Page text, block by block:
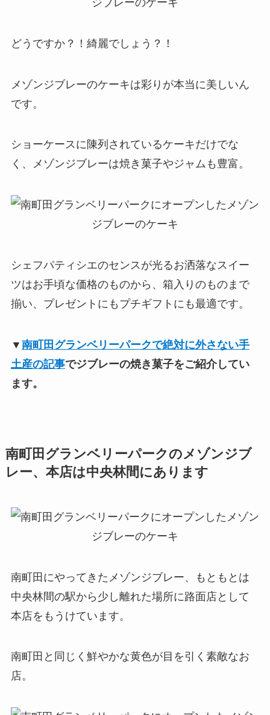
どうですか？！綺麗でしょう？！
メゾンジブレーのケーキは彩りが本当に美しいん
です。
ショーケースに陳列されているケーキだけでな
く、メゾンジブレーは焼き菓子やジャムも豊富。
シェフパティシエのセンスが光るお洒落なスイー
ツはお手頃な価格のものから、箱入りのものまで
揃い、プレゼントにもプチギフトにも最適です。
▼ 南町田グランベリーパークで絶対に外さない手
土産の記事でジブレーの焼き菓子をご紹介してい
ます。
南町田グランベリーパークのメゾンジブ
レー、本店は中央林間にあります
南町田にやってきたメゾンジブレー、もともとは
中央林間の駅から少し離れた場所に路面店として
本店をもうけています。
南町田と同じく鮮やかな黄色が目を引く素敵なお
店。